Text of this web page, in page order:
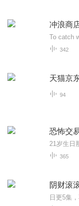
冲浪商
342
天猫京
94
恐怖交
365
阴财滚